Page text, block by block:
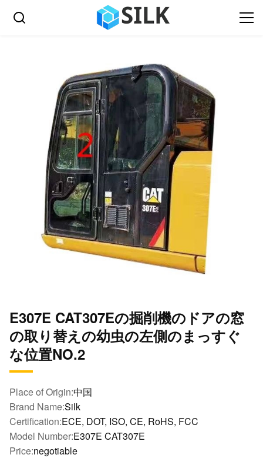
E307E CAT307Eの掘削機のドアの窓
の取り替えの幼虫の左側のまっすぐ
な位置NO.2
Place of Origin:中国
Brand Name:Silk
Certification:ECE, DOT, ISO, CE, RoHS, FCC
Model Number:E307E CAT307E
Price:negotiable